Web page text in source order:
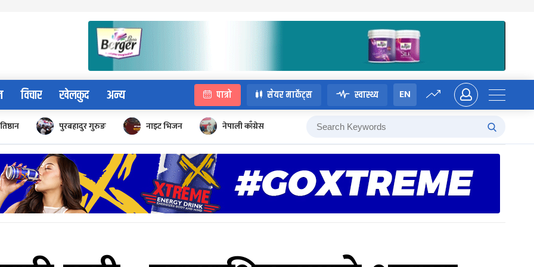
विचार खेलकुद अन्य पात्रो सेयर मार्केट्स स्वास्थ्य EN
पुरबहादुर गुरुङ नाइट भिजन नेपाली काँग्रेस